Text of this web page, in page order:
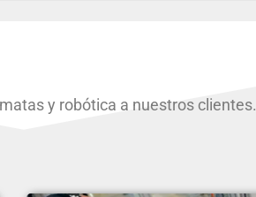
y robótica a nuestros clientes.